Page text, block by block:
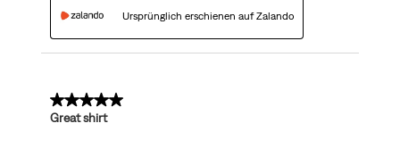
Ursprünglich erschienen auf Zalando
5 von 5 Sternen.
Great shirt